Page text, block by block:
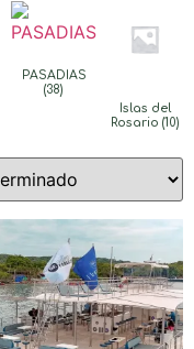
PASADIAS
(38)
Islas del
Rosario (10)